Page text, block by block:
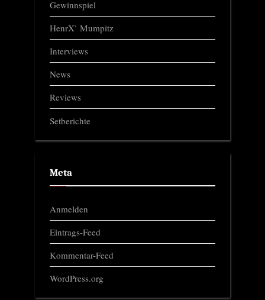
Gewinnspiel
HenrX` Mumpitz
Interviews
News
Reviews
Setberichte
Meta
Anmelden
Eintrags-Feed
Kommentar-Feed
WordPress.org